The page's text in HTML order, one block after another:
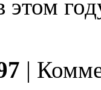
этом
|